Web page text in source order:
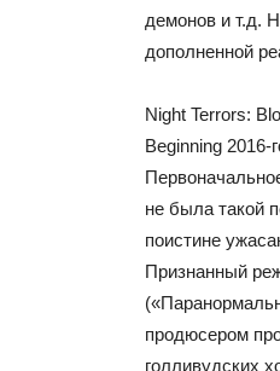
демонов и т.д.
дополненной
Night Terrors:
Beginning 2016-
не была такой
поистине
Признанный
продюсером
голливудских